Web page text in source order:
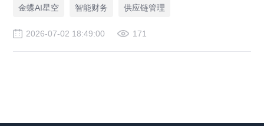
金蝶AI星空
智能财务 供应链管理
2026-07-02 18:49:00 171